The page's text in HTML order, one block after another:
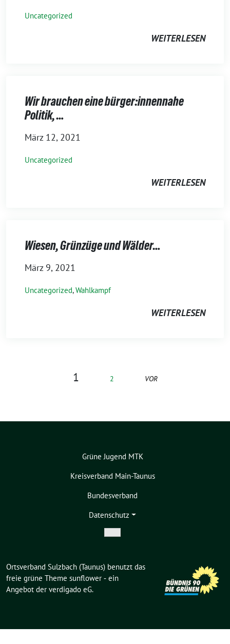
Uncategorized
WEITERLESEN
Wir brauchen eine bürger:innennahe
Politik, …
März 12, 2021
Uncategorized
WEITERLESEN
Wiesen, Grünzüge und Wälder…
März 9, 2021
Uncategorized,Wahlkampf
WEITERLESEN
1 2 VOR
Grüne Jugend MTK
Kreisverband Main-Taunus
Bundesverband
Datenschutz
Zeige
Ortsverband Sulzbach (Taunus) benutzt das
freie grüne Theme sunflower ‐ ein
Angebot der verdigado eG.